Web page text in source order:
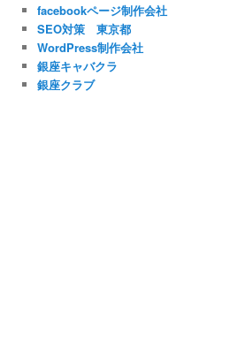
facebookページ制作会社
SEO対策 東京都
WordPress制作会社
銀座キャバクラ
銀座クラブ